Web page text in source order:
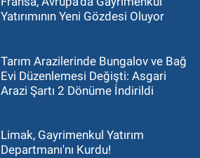
Yatırımının Yeni Gözdesi Oluyor
Tarım Arazilerinde Bungalov ve Bağ
Evi Düzenlemesi Değişti: Asgari
Arazi Şartı 2 Dönüme İndirildi
Limak, Gayrimenkul Yatırım
Departmanı'nı Kurdu!